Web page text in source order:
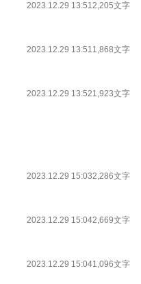
2023.12.29 13:512,205文字
2023.12.29 13:511,868文字
2023.12.29 13:521,923文字
2023.12.29 15:032,286文字
2023.12.29 15:042,669文字
2023.12.29 15:041,096文字